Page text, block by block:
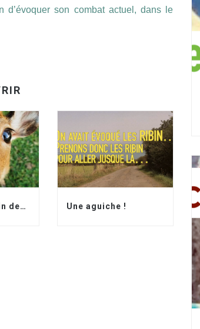
d’évoquer son combat actuel, dans le
Suivre le chemin des biches ? Une aguiche !